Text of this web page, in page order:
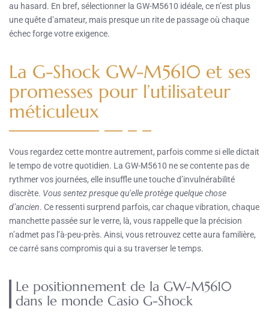
au hasard. En bref, sélectionner la GW-M5610 idéale, ce n’est plus
une quête d’amateur, mais presque un rite de passage où chaque
échec forge votre exigence.
La G-Shock GW-M5610 et ses
promesses pour l’utilisateur
méticuleux
Vous regardez cette montre autrement, parfois comme si elle dictait
le tempo de votre quotidien. La GW-M5610 ne se contente pas de
rythmer vos journées, elle insuffle une touche d’invulnérabilité
discrète. Vous sentez presque qu’elle protège quelque chose
d’ancien. Ce ressenti surprend parfois, car chaque vibration, chaque
manchette passée sur le verre, là, vous rappelle que la précision
n’admet pas l’à-peu-près. Ainsi, vous retrouvez cette aura familière,
ce carré sans compromis qui a su traverser le temps.
Le positionnement de la GW-M5610
dans le monde Casio G-Shock